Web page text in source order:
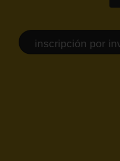
inscripción por